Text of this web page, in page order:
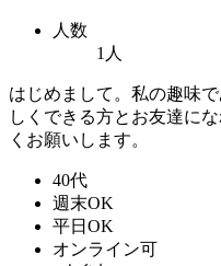
人数
1人
はじめまして。私の趣味
しくできる方とお友達に
くお願いします。
40代
週末OK
平日OK
オンライン可